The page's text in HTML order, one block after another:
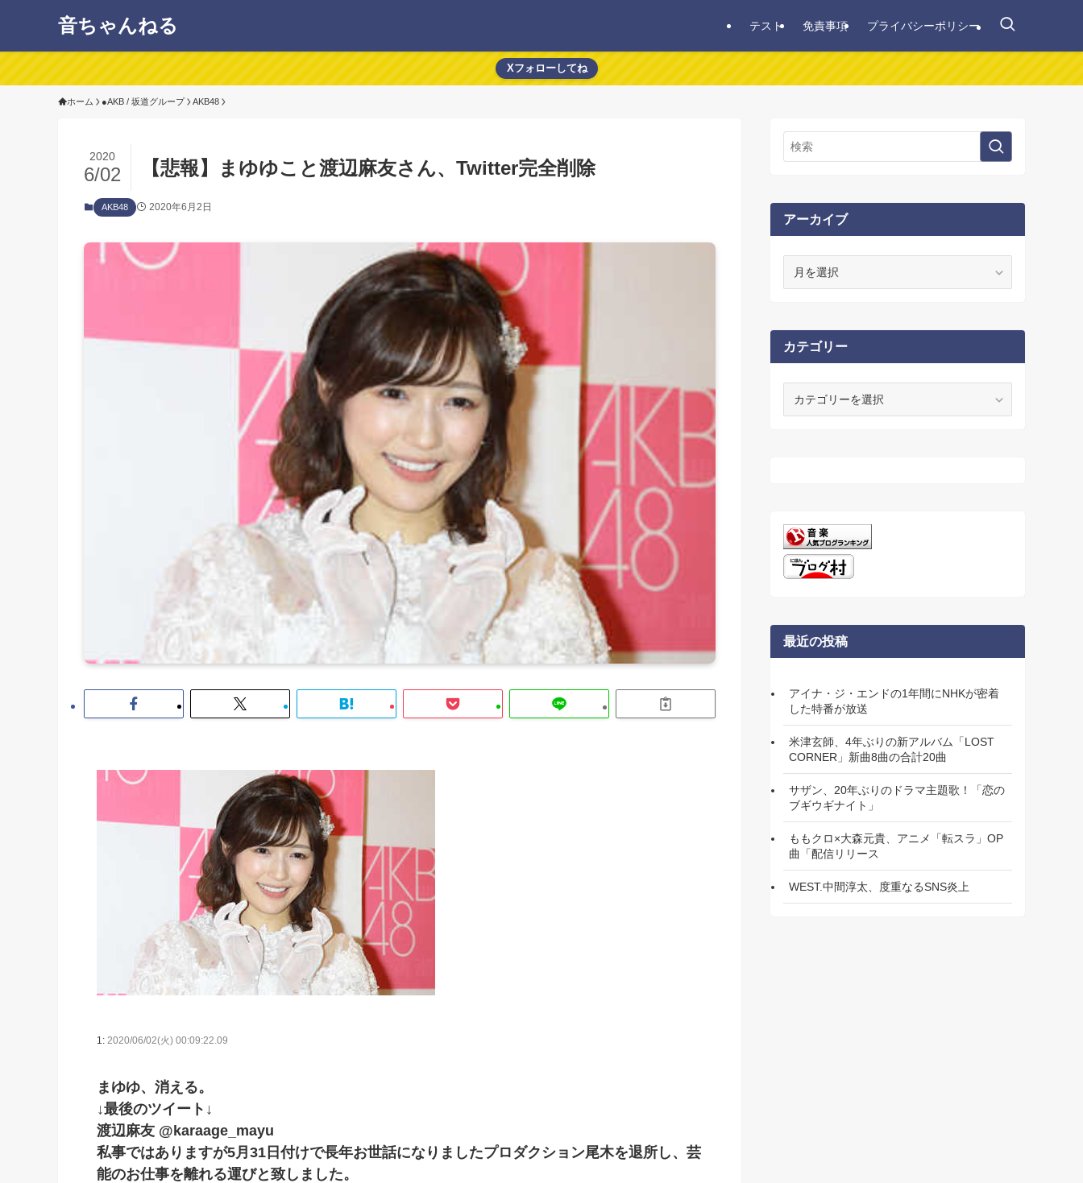
音ちゃんねる テスト 免責事項 プライバシーポリシー
Xフォローしてね
ホーム ●AKB / 坂道グループ AKB48
【悲報】まゆゆこと渡辺麻友さん、Twitter完全削除
2020
6/02
AKB48 2020年6月2日
1: 2020/06/02(火) 00:09:22.09
まゆゆ、消える。
↓最後のツイート↓
渡辺麻友 @karaage_mayu
私事ではありますが5月31日付けで長年お世話になりましたプロダクション尾木を退所し、芸
能のお仕事を離れる運びと致しました。
アーカイブ
ブ
カテゴリー
最近の投稿
アイナ・ジ・エンドの1年間にNHKが密着
した特番が放送
米津玄師、4年ぶりの新アルバム「LOST
CORNER」新曲8曲の合計20曲
サザン、20年ぶりのドラマ主題歌！「恋の
ブギウギナイト」
ももクロ×大森元貴、アニメ「転スラ」OP
曲「配信リリース
WEST.中間淳太、度重なるSNS炎上